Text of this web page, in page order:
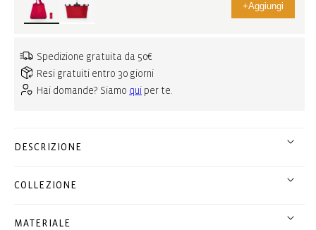
+Aggiungi
Spedizione gratuita da 50€
Resi gratuiti entro 30 giorni
Hai domande? Siamo qui per te.
DESCRIZIONE
COLLEZIONE
MATERIALE